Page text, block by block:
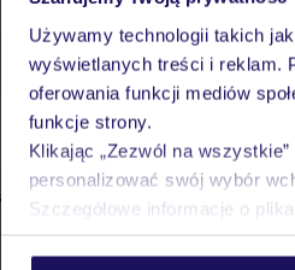
Używamy technologii takich
wyświetlanych treści i reklam.
oferowania funkcji mediów
funkcje strony.
Klikając „Zezwól na
personalizować swój wybór
Szczegółowe informacje o
Animacja: bezpłatna
Basen dla dzieci
Kompleks odkrytych basenów
barze przy basenie. Na